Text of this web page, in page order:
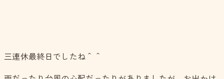
三連休最終日でしたね＾＾